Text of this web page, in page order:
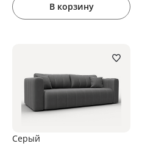
В корзину
Серый